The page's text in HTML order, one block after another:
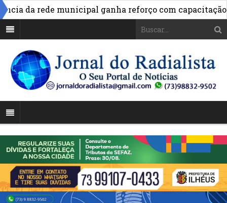
rede municipal ganha reforço com capacitação »